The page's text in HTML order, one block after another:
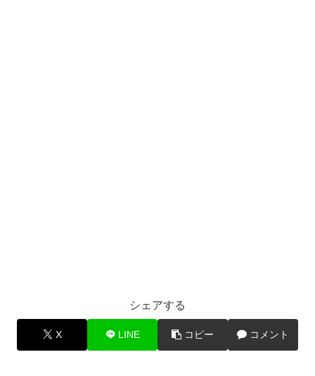
シェアする
X LINE コピー コメント